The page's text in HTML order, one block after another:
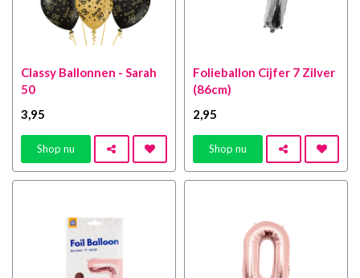
Classy Ballonnen - Sarah
50
3 ,95
Shop nu
Folieballon Cijfer 7 Zilver
(86cm)
2 ,95
Shop nu